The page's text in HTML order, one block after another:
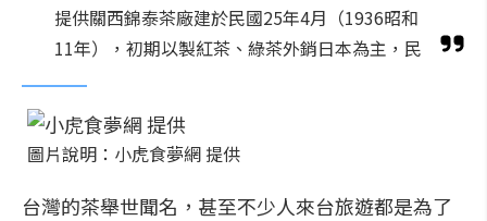
提供關西錦泰茶廠建於民國25年4月（1936昭和
11年），初期以製紅茶、綠茶外銷日本為主，民
圖片說明：小虎食夢網 提供
台灣的茶舉世聞名，甚至不少人來台旅遊都是為了